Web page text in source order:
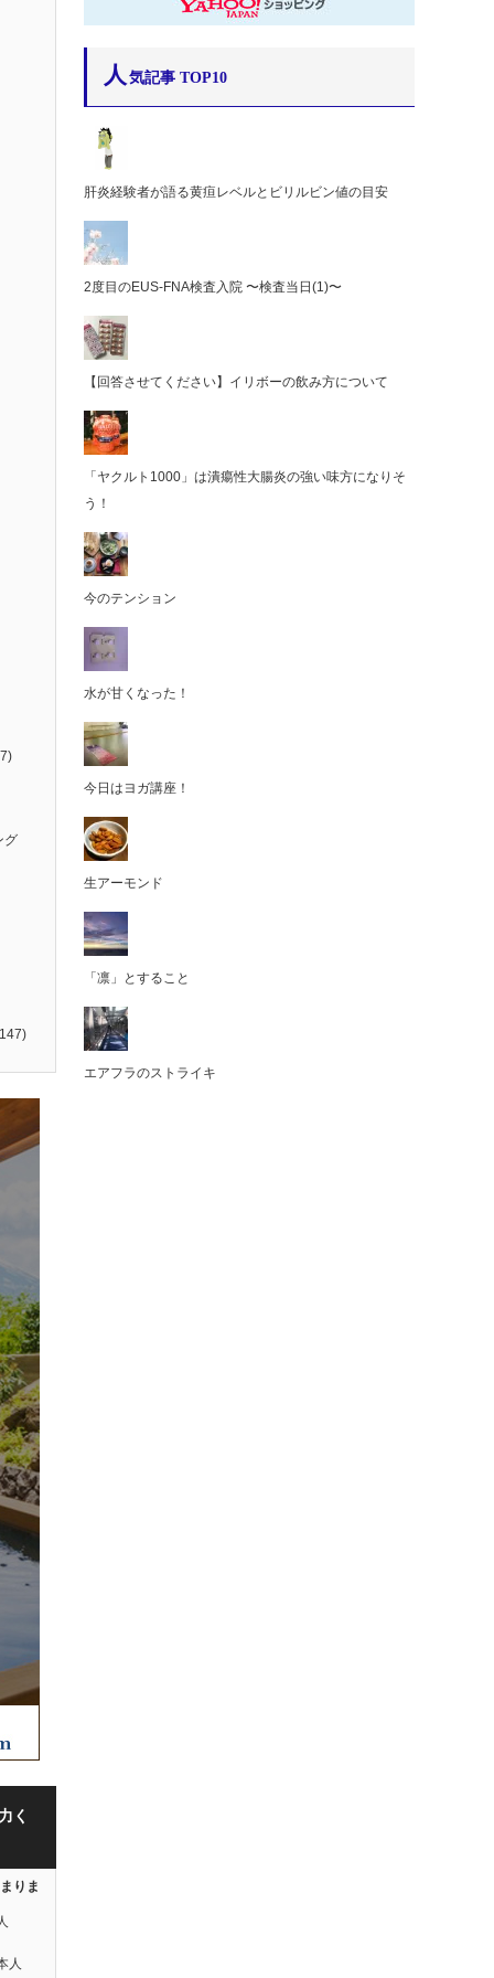
グ
く
りま
人
人 気記事 TOP10
肝炎経験者が語る黄疸レベルとビリルビン値の目安
2度目のEUS-FNA検査入院 〜検査当日(1)〜
【回答させてください】イリボーの飲み方について
「ヤクルト1000」は潰瘍性大腸炎の強い味方になりそ
う！
今のテンション
水が甘くなった！
今日はヨガ講座！
生アーモンド
「凛」とすること
エアフラのストライキ